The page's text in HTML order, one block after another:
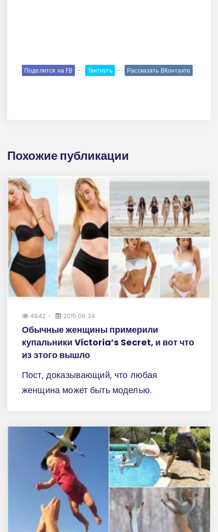
Поделится на FB Твитнуть Рассказать ВКонтакте
Похожие публикации
4842 2015.06.24
Обычные женщины примерили
купальники Victoria’s Secret, и вот что
из этого вышло
Пост, доказывающий, что любая
женщина может быть моделью.